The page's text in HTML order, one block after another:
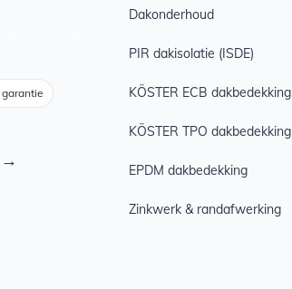
→
Dakonderhoud
PIR dakisolatie (ISDE)
KÖSTER ECB dakbedekking
KÖSTER TPO dakbedekking
EPDM dakbedekking
Zinkwerk & randafwerking